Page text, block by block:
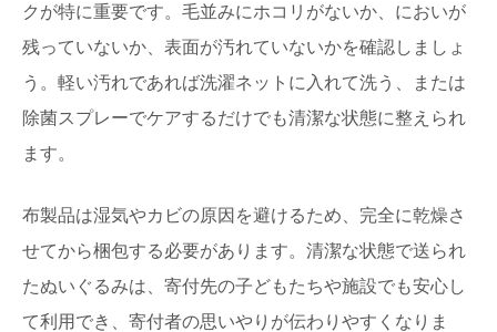
クが特に重要です。毛並みにホコリがないか、においが
残っていないか、表面が汚れていないかを確認しましょ
う。軽い汚れであれば洗濯ネットに入れて洗う、または
除菌スプレーでケアするだけでも清潔な状態に整えられ
ます。
布製品は湿気やカビの原因を避けるため、完全に乾燥さ
せてから梱包する必要があります。清潔な状態で送られ
たぬいぐるみは、寄付先の子どもたちや施設でも安心し
て利用でき、寄付者の思いやりが伝わりやすくなりま